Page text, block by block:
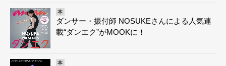
本
ダンサー・振付師 NOSUKEさんによる人気連
載“ダンエク”がMOOKに！
本